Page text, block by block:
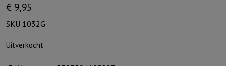
€ 9,95
SKU 1032G
Uitverkocht